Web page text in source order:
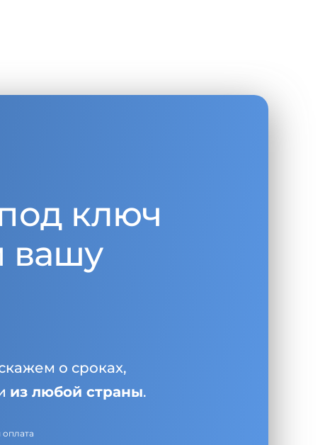
ключ
вашу
о сроках,
из любой страны.
оплата